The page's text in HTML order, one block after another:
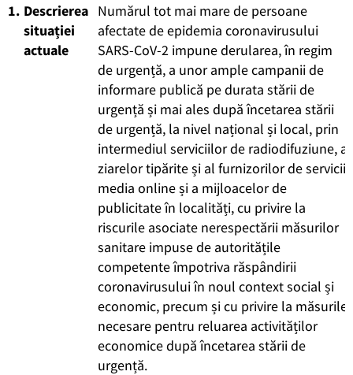
1. Descrierea
situației
actuale
Numărul tot mai mare de persoane
afectate de epidemia coronavirusului
SARS-CoV-2 impune derularea, în regim
de urgență, a unor ample campanii de
informare publică pe durata stării de
urgență și mai ales după încetarea stării
de urgență, la nivel național și local, prin
intermediul serviciilor de radiodifuziune, a
ziarelor tipărite și al furnizorilor de servicii
media online și a mijloacelor de
publicitate în localități, cu privire la
riscurile asociate nerespectării măsurilor
sanitare impuse de autoritățile
competente împotriva răspândirii
coronavirusului în noul context social și
economic, precum și cu privire la măsurile
necesare pentru reluarea activităților
economice după încetarea stării de
urgență.